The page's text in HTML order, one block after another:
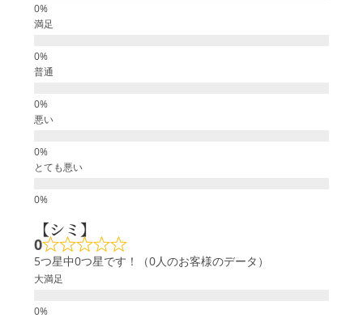
満足
普通
悪い
とても悪い
【シミ】
0
5つ星中0つ星です！（0人のお客様のデータ）
大満足